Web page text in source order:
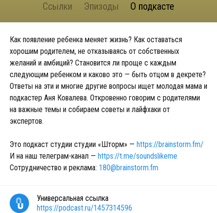
Ссылки Эпизоды О подкасте
Как появление ребенка меняет жизнь? Как оставаться
хорошим родителем, не отказываясь от собственных
желаний и амбиций? Становится ли проще с каждым
следующим ребенком и каково это — быть отцом в декрете?
Ответы на эти и многие другие вопросы ищет молодая мама и
подкастер Аня Ковалева. Откровенно говорим с родителями
на важные темы и собираем советы и лайфхаки от
экспертов.
Это подкаст студии студии «Шторм» — https://brainstorm.fm/
И на наш телеграм-канал — https://t.me/soundslikeme
Сотрудничество и реклама: 180@brainstorm.fm
Универсальная ссылка
https://podcast.ru/1457314596